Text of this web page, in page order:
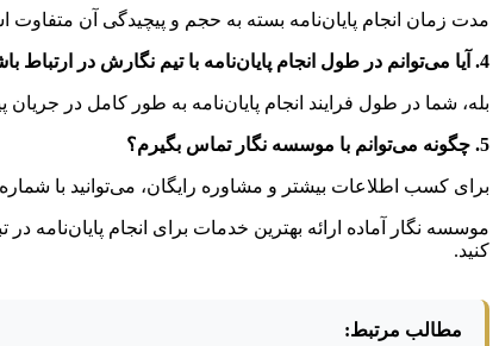
مدت زمان انجام پایان‌نامه بسته به حجم و پیچیدگی آن
4. آیا می‌توانم در طول انجام پایان‌نامه با تیم نگارش در ارتباط باشم؟
بله، شما در طول فرایند انجام پایان‌نامه به طور کامل در
5. چگونه می‌توانم با موسسه نگار تماس بگیرم؟
برای کسب اطلاعات بیشتر و مشاوره رایگان، می‌توانید با شماره
موسسه نگار آماده ارائه بهترین خدمات برای انجام پایان‌نامه
کنید.
مطالب مرتبط: